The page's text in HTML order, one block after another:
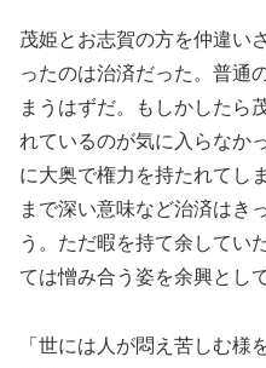
茂姫とお志賀の方を仲違い
ったのは治済だった。普通
まうはずだ。もしかしたら
れているのが気に入らなか
に大奥で権力を持たれてし
まで深い意味など治済はき
う。ただ暇を持て余してい
ては憎み合う姿を余興とし
「世には人が悶え苦しむ様